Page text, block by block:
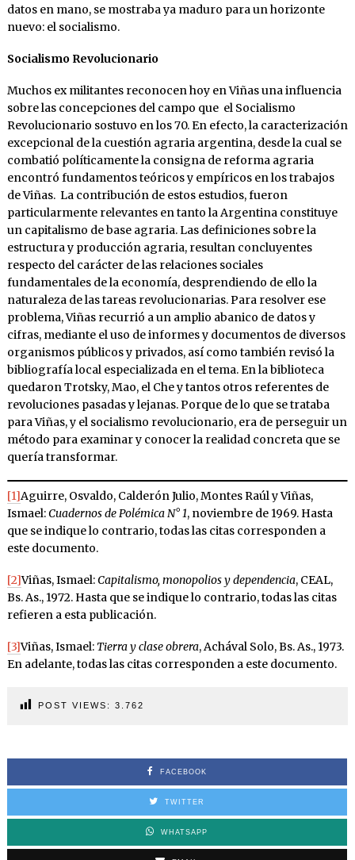
datos en mano, se mostraba ya maduro para un horizonte
nuevo: el socialismo.
Socialismo Revolucionario
Muchos ex militantes reconocen hoy en Viñas una influencia
sobre las concepciones del campo que el Socialismo
Revolucionario sostuvo en los 70. En efecto, la caracterización
excepcional de la cuestión agraria argentina, desde la cual se
combatió políticamente la consigna de reforma agraria
encontró fundamentos teóricos y empíricos en los trabajos
de Viñas. La contribución de estos estudios, fueron
particularmente relevantes en tanto la Argentina constituye
un capitalismo de base agraria. Las definiciones sobre la
estructura y producción agraria, resultan concluyentes
respecto del carácter de las relaciones sociales
fundamentales de la economía, desprendiendo de ello la
naturaleza de las tareas revolucionarias. Para resolver ese
problema, Viñas recurrió a un amplio abanico de datos y
cifras, mediante el uso de informes y documentos de diversos
organismos públicos y privados, así como también revisó la
bibliografía local especializada en el tema. En la biblioteca
quedaron Trotsky, Mao, el Che y tantos otros referentes de
revoluciones pasadas y lejanas. Porque de lo que se trataba
para Viñas, y el socialismo revolucionario, era de perseguir un
método para examinar y conocer la realidad concreta que se
quería transformar.
[1]Aguirre, Osvaldo, Calderón Julio, Montes Raúl y Viñas,
Ismael:Cuadernos de Polémica N° 1, noviembre de 1969. Hasta
que se indique lo contrario, todas las citas corresponden a
este documento.
[2]Viñas, Ismael:Capitalismo, monopolios y dependencia, CEAL,
Bs. As., 1972. Hasta que se indique lo contrario, todas las citas
refieren a esta publicación.
[3]Viñas, Ismael: Tierra y clase obrera, Achával Solo, Bs. As., 1973.
En adelante, todas las citas corresponden a este documento.
POST VIEWS: 3.762
FACEBOOK
TWITTER
WHATSAPP